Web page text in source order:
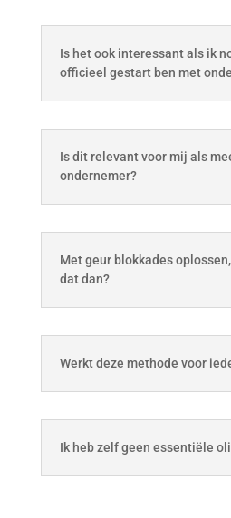
Is het ook interessant als ik
officieel gestart ben met
Is dit relevant voor mij als
ondernemer?
Met geur blokkades
dat dan?
Werkt deze methode voor
Ik heb zelf geen essentiële